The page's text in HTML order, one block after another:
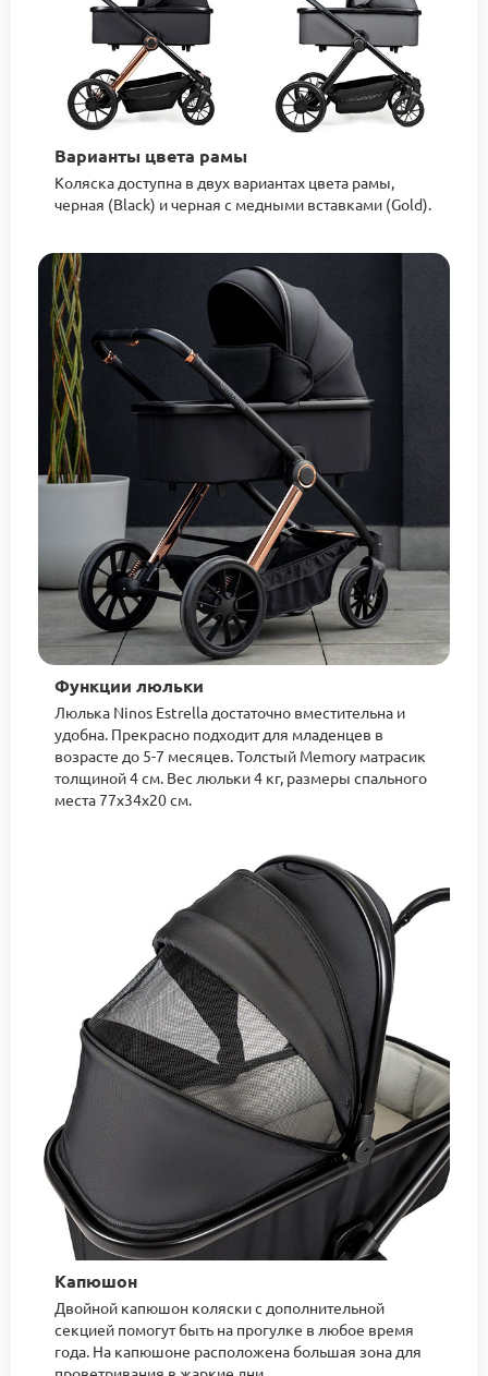
Варианты цвета рамы
Коляска доступна в двух вариантах цвета рамы,
черная (Black) и черная с медными вставками (Gold).
Функции люльки
Люлька Ninos Estrella достаточно вместительна и
удобна. Прекрасно подходит для младенцев в
возрасте до 5-7 месяцев. Толстый Memory матрасик
толщиной 4 см. Вес люльки 4 кг, размеры спального
места 77х34х20 см.
Капюшон
Двойной капюшон коляски с дополнительной
секцией помогут быть на прогулке в любое время
года. На капюшоне расположена большая зона для